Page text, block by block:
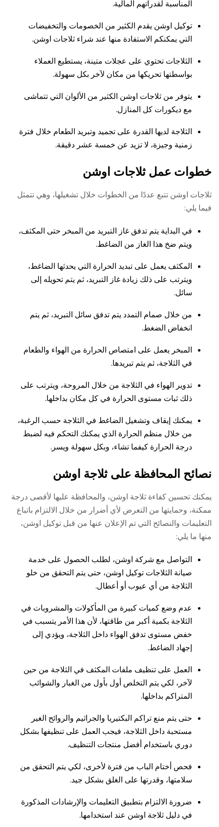
المناسبة لقدراتهم المالية.
توكيل اوشن يقدم الكثير من الخصومات والتخفيضات
التي يمكنكم الاستفادة منها عند شراء ثلاجات اوشن.
الثلاجات تحتوي على عجلات متينة، يستطيع العملاء
بواسطتها تحريكها من مكان لآخر بكل سهولة.
يتوفر من ثلاجات اوشن الكثير من الألوان التي تتماشى
مع ديكورات كل المنازل.
الثلاجة لديها القدرة على تجميد وتبريد الطعام خلال فترة
زمنية وجيزة، لا تزيد عن خمسة عشر دقيقة.
خطوات عمل ثلاجات اوشن
ثلاجات اوشن تتبع عددًا من الخطوات خلال تشغيلها، وهي تتمثل
فيما يلي:
في البداية يتم تدفق غاز التبريد من المبخر حتى المكثف،
ويتم ضخ هذا الغاز من الضاغط.
المكثف يعمل على تبديد الحرارة التي يحدثها الضاغط،
ويترتب على ذلك زيادة غاز التبريد، ثم يتم تحويله إلى
سائل.
من خلال صمام التمدد يتم تدفق سائل التبريد، ثم يتم
انخفاض الضغط.
المبخر يعمل على امتصاص الحرارة من الهواء والطعام
في الثلاجة، ثم يتم تبريدها.
تدوير الهواء في الثلاجة من خلال المروحة، ويترتب على
ذلك ثبات مستوى الحرارة في كل مكان بداخلها.
يمكنك إيقاف وتشغيل الضاغط في الثلاجة حسب الرغبة،
من خلال منظم الحرارة الذي يمكنك التحكم فيه لضبط
درجة الحرارة كيفما تشاء، وبكل سهولة ويسر.
نصائح المحافظة على ثلاجة اوشن
يمكنك تحسين كفاءة ثلاجة اوشن، والمحافظة عليها لأقصى درجة
ممكنة، وحمايتها من التعرض لأي أضرار من خلال الالتزام باتباع
التعليمات والنصائح التي تم الإعلان عنها من قبل توكيل اوشن،
منها ما يلي:
التواصل مع شركة اوشن، لطلب الحصول على خدمة
صيانة الثلاجات توكيل اوشن، حتى يتم التحقق من خلو
الثلاجة من أي عيوب أو أعطال.
عدم وضع كميات كبيرة من المأكولات والمشروبات في
الثلاجة بكمية أكبر من طاقتها، لأن هذا الأمر يتسبب في
خفض مستوى تدفق الهواء داخل الثلاجة، ويؤدي إلى
إجهاد الضاغط.
العمل على تنظيف ملفات المكثف في الثلاجة من حين
لآخر، لكي يتم التخلص أول بأول من الغبار والشوائب
المتراكم بداخلها.
حتى يتم منع تراكم البكتيريا والجراثيم والروائح الغير
مستحبة داخل الثلاجة، فيجب العمل على تنظيفها بشكل
دوري باستخدام أفضل منتجات التنظيف.
فحص أختام الباب من فترة لأخرى، لكي يتم التحقق من
سلامتها، وقدرتها على الغلق بشكل جيد.
ضرورة الالتزام بتطبيق التعليمات والإرشادات المذكورة
في دليل ثلاجة اوشن عند استخدامها.